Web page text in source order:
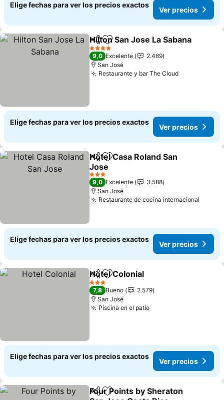
Elige fechas para ver los precios exactos
Ver precios
CompartirAgregar a favoritos
Hilton San Jose La Sabana
4 Estrellas
9,0 Excelente
2.469
San José
Restaurante y bar The CloudVer precios
Elige fechas para ver los precios exactos
Ver precios
CompartirAgregar a favoritos
Hotel Casa Roland San
Jose
Ver precios
3 Estrellas
9,0 Excelente
3.588
San José
Restaurante de cocina internacional
Elige fechas para ver los precios exactos
Ver precios
CompartirAgregar a favoritos
Hotel Colonial
3 Estrellas
7,8 Bueno
2.579
San José
Piscina en el patioVer precios
Elige fechas para ver los precios exactos
Ver precios
CompartirAgregar a favoritos
Four Points by Sheraton